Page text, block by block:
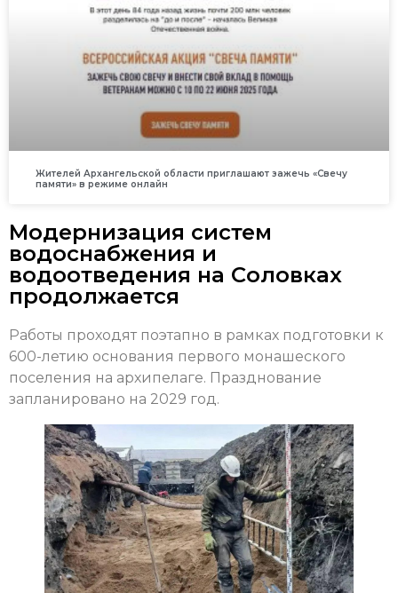
Жителей Архангельской области приглашают зажечь «Свечу
памяти» в режиме онлайн
Модернизация систем
водоснабжения и
водоотведения на Соловках
продолжается
Работы проходят поэтапно в рамках подготовки к
600-летию основания первого монашеского
поселения на архипелаге. Празднование
запланировано на 2029 год.